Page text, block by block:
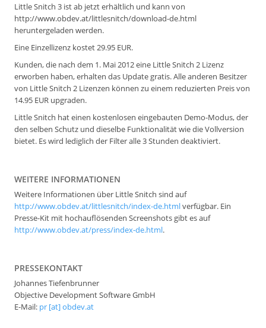
Little Snitch 3 ist ab jetzt erhältlich und kann von
http://www.obdev.at/littlesnitch/download-de.html
heruntergeladen werden.
Eine Einzellizenz kostet 29.95 EUR.
Kunden, die nach dem 1. Mai 2012 eine Little Snitch 2 Lizenz
erworben haben, erhalten das Update gratis. Alle anderen Besitzer
von Little Snitch 2 Lizenzen können zu einem reduzierten Preis von
14.95 EUR upgraden.
Little Snitch hat einen kostenlosen eingebauten Demo-Modus, der
den selben Schutz und dieselbe Funktionalität wie die Vollversion
bietet. Es wird lediglich der Filter alle 3 Stunden deaktiviert.
WEITERE INFORMATIONEN
Weitere Informationen über Little Snitch sind auf
http://www.obdev.at/littlesnitch/index-de.htmlverfügbar. Ein
Presse-Kit mit hochauflösenden Screenshots gibt es auf
http://www.obdev.at/press/index-de.html.
PRESSEKONTAKT
Johannes Tiefenbrunner
Objective Development Software GmbH
E-Mail: pr [at] obdev.at